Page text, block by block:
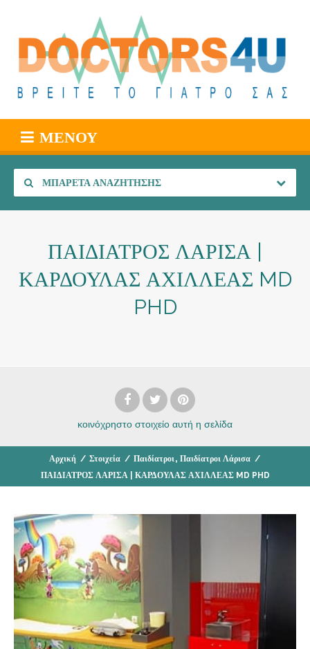
ΜΕΝΟΎ
ΜΠΑΡΈΤΑ ΑΝΑΖΉΤΗΣΗΣ
ΠΑΙΔΙΑΤΡΟΣ ΛΑΡΙΣΑ |
ΚΑΡΔΟΥΛΑΣ ΑΧΙΛΛΕΑΣ MD
PHD
κοινόχρηστο στοιχείο αυτή η σελίδα
Αρχική / Στοιχεία / Παιδίατροι , Παιδίατροι Λάρισα /
ΠΑΙΔΙΑΤΡΟΣ ΛΑΡΙΣΑ | ΚΑΡΔΟΥΛΑΣ ΑΧΙΛΛΕΑΣ MD PHD